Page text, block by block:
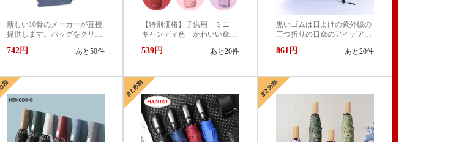
新しい10骨のメーカーが直接
提供します。バッグをクリッ
クしてロゴをカスタマイズし
ます。
742円 あと50件
【特別価格】子供用 ミニ
キャンディ色 かわいい傘
晴雨兼用 日焼け止め 超軽
い180ｇ ポケットの傘 6本
539円 あと20件
黒いゴムは日よけの紫外線の
三つ折りの日傘のアイデアの
図案のゴッホ星空を遮って傘
861円 あと20件